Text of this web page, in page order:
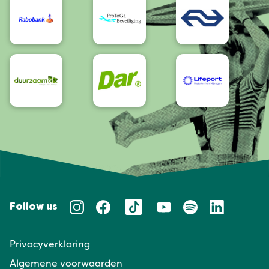
Follow us
Privacyverklaring
Algemene voorwaarden